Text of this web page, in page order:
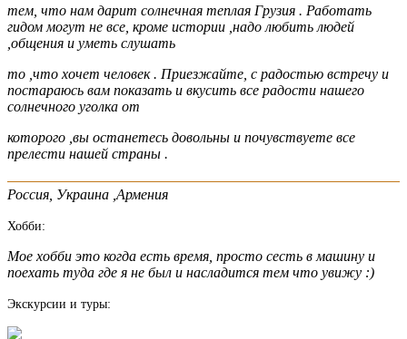
тем, что нам дарит солнечная теплая Грузия . Работать
гидом могут не все, кроме истории ,надо любить людей
,общения и уметь слушать
то ,что хочет человек . Приезжайте, с радостью встречу и
постараюсь вам показать и вкусить все радости нашего
солнечного уголка от
которого ,вы останетесь довольны и почувствуете все
прелести нашей страны .
Россия, Украина ,Армения
Хобби:
Мое хобби это когда есть время, просто сесть в машину и
поехать туда где я не был и насладится тем что увижу :)
Экскурсии и туры: